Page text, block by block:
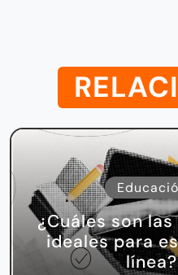
¿Cuáles son
ideales para
línea?